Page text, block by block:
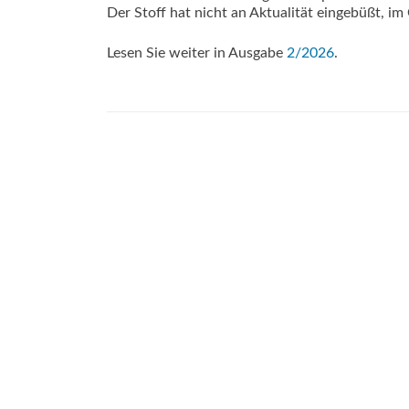
Der Stoff hat nicht an Aktualität eingebüßt, im
Lesen Sie weiter in Ausgabe 2/2026.